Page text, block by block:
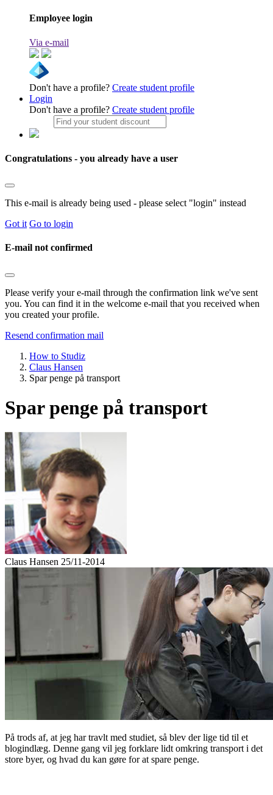
Employee login
Via e-mail
Don't have a profile? Create student profile
Login
Don't have a profile? Create student profile
Congratulations - you already have a user
This e-mail is already being used - please select "login" instead
Got it Go to login
E-mail not confirmed
Please verify your e-mail through the confirmation link we've sent
you. You can find it in the welcome e-mail that you received when
you created your profile.
Resend confirmation mail
How to Studiz
Claus Hansen
Spar penge på transport
Spar penge på transport
Claus Hansen 25/11-2014
På trods af, at jeg har travlt med studiet, så blev der lige tid til et
blogindlæg. Denne gang vil jeg forklare lidt omkring transport i det
store byer, og hvad du kan gøre for at spare penge.